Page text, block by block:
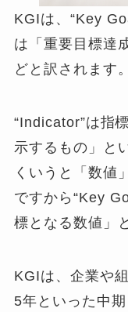
KGIは、“Key
は「重要目標達
どと訳されます。
“Indicator”は指
示するもの」と
くいうと「数値
ですから“Key
標となる数値」
KGIは、企業や
5年といった中